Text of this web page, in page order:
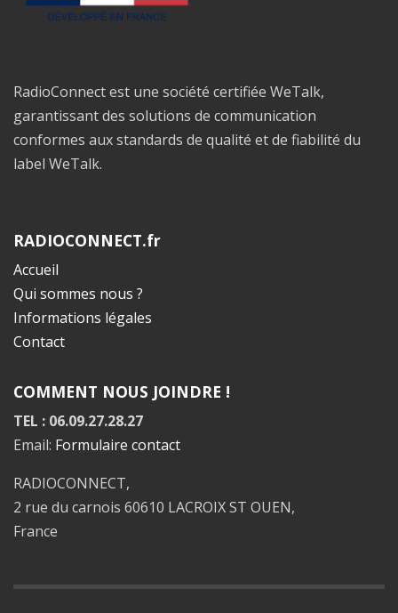
RadioConnect est une société certifiée WeTalk,
garantissant des solutions de communication
conformes aux standards de qualité et de fiabilité du
label WeTalk.
RADIOCONNECT.fr
Accueil
Qui sommes nous ?
Informations légales
Contact
COMMENT NOUS JOINDRE !
TEL : 06.09.27.28.27
Email: Formulaire contact
RADIOCONNECT,
2 rue du carnois 60610 LACROIX ST OUEN,
France